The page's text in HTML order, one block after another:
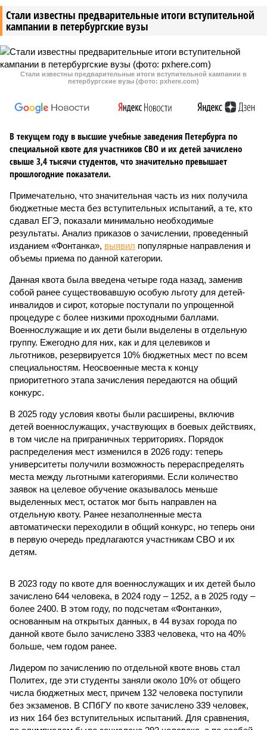
Стали известны предварительные итоги вступительной
кампании в петербургские вузы
Стали известны предварительные итоги вступительной кампании в
петербургские вузы (фото: pxhere.com)
В текущем году в высшие учебные заведения Петербурга по
специальной квоте для участников СВО и их детей зачислено
свыше 3,4 тысячи студентов, что значительно превышает
прошлогодние показатели.
Примечательно, что значительная часть из них получила
бюджетные места без вступительных испытаний, а те, кто
сдавал ЕГЭ, показали минимально необходимые
результаты. Анализ приказов о зачислении, проведенный
изданием «Фонтанка», выявил популярные направления и
объемы приема по данной категории.
Данная квота была введена четыре года назад, заменив
собой ранее существовавшую особую льготу для детей-
инвалидов и сирот, которые поступали по упрощенной
процедуре с более низкими проходными баллами.
Военнослужащие и их дети были выделены в отдельную
группу. Ежегодно для них, как и для целевиков и
льготников, резервируется 10% бюджетных мест по всем
специальностям. Неосвоенные места к концу
приоритетного этапа зачисления передаются на общий
конкурс.
В 2025 году условия квоты были расширены, включив
детей военнослужащих, участвующих в боевых действиях,
в том числе на приграничных территориях. Порядок
распределения мест изменился в 2026 году: теперь
университеты получили возможность перераспределять
места между льготными категориями. Если количество
заявок на целевое обучение оказывалось меньше
выделенных мест, остаток мог быть направлен на
отдельную квоту. Ранее незаполненные места
автоматически переходили в общий конкурс, но теперь они
в первую очередь предлагаются участникам СВО и их
детям.
В 2023 году по квоте для военнослужащих и их детей было
зачислено 644 человека, в 2024 году – 1252, а в 2025 году –
более 2400. В этом году, по подсчетам «Фонтанки»,
основанным на открытых данных, в 44 вузах города по
данной квоте было зачислено 3383 человека, что на 40%
больше, чем годом ранее.
Лидером по зачислению по отдельной квоте вновь стал
Политех, где эти студенты заняли около 10% от общего
числа бюджетных мест, причем 132 человека поступили
без экзаменов. В СПбГУ по квоте зачислено 339 человек,
из них 164 без вступительных испытаний. Для сравнения,